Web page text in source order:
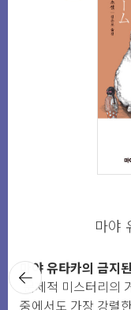
마야
마야 유타카의 금지
‘문제적 미스터리의
중에서도 가장 강렬
뒤로가
기